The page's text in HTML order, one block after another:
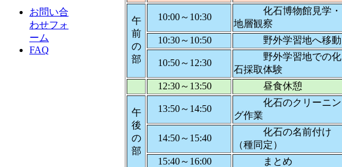
お問い合
わせフォ
ーム
FAQ
午
前
の
部
10:00～10:30
化石博物館見学・
地層観察
10:30～10:50
野外学習地へ移動
10:50～12:30
野外学習地での化
石採取体験
12:30～13:50
昼食休憩
午
後
の
部
13:50～14:50
化石のクリーニン
グ作業
14:50～15:40
化石の名前付け
（種同定）
15:40～16:00
まとめ